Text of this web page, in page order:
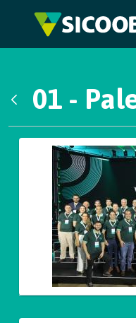
Pular para o Conteúdo
01 -
Galeria de Mídias